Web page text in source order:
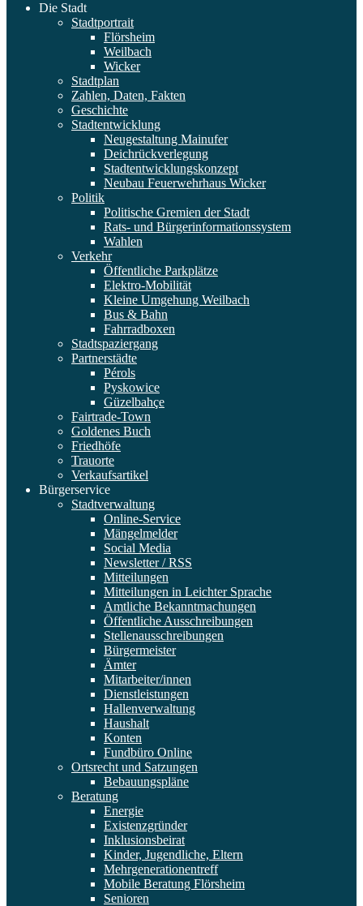
Die Stadt
Stadtportrait
Flörsheim
Weilbach
Wicker
Stadtplan
Zahlen, Daten, Fakten
Geschichte
Stadtentwicklung
Neugestaltung Mainufer
Deichrückverlegung
Stadtentwicklungskonzept
Neubau Feuerwehrhaus Wicker
Politik
Politische Gremien der Stadt
Rats- und Bürgerinformationssystem
Wahlen
Verkehr
Öffentliche Parkplätze
Elektro-Mobilität
Kleine Umgehung Weilbach
Bus & Bahn
Fahrradboxen
Stadtspaziergang
Partnerstädte
Pérols
Pyskowice
Güzelbahçe
Fairtrade-Town
Goldenes Buch
Friedhöfe
Trauorte
Verkaufsartikel
Bürgerservice
Stadtverwaltung
Online-Service
Mängelmelder
Social Media
Newsletter / RSS
Mitteilungen
Mitteilungen in Leichter Sprache
Amtliche Bekanntmachungen
Öffentliche Ausschreibungen
Stellenausschreibungen
Bürgermeister
Ämter
Mitarbeiter/innen
Dienstleistungen
Hallenverwaltung
Haushalt
Konten
Fundbüro Online
Ortsrecht und Satzungen
Bebauungspläne
Beratung
Energie
Existenzgründer
Inklusionsbeirat
Kinder, Jugendliche, Eltern
Mehrgenerationentreff
Mobile Beratung Flörsheim
Senioren